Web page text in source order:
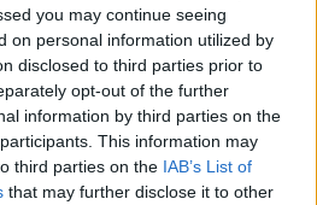
you may continue seeing
on personal information utilized by
disclosed to third parties prior to
opt-out of the further
information by third parties on the
This information may
third parties on the IAB’s List of
that may further disclose it to other
a meleg-emancipáció még